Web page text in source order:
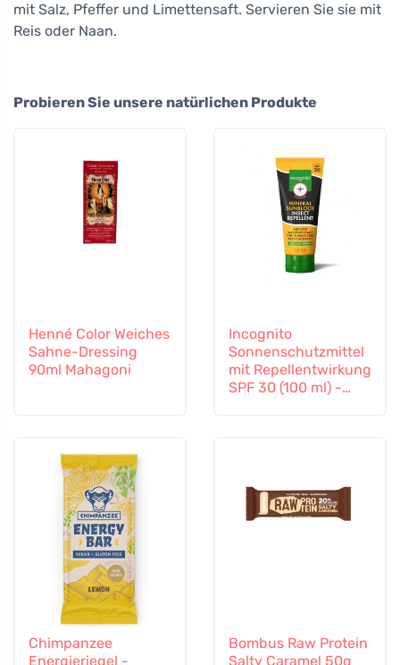
mit Salz, Pfeffer und Limettensaft. Servieren Sie sie mit
Reis oder Naan.
Probieren Sie unsere natürlichen Produkte
Henné Color Weiches
Sahne-Dressing
90ml Mahagoni
Incognito
Sonnenschutzmittel
mit Repellentwirkung
SPF 30 (100 ml) -
Chimpanzee
Energieriegel -
Bombus Raw Protein
Salty Caramel 50g